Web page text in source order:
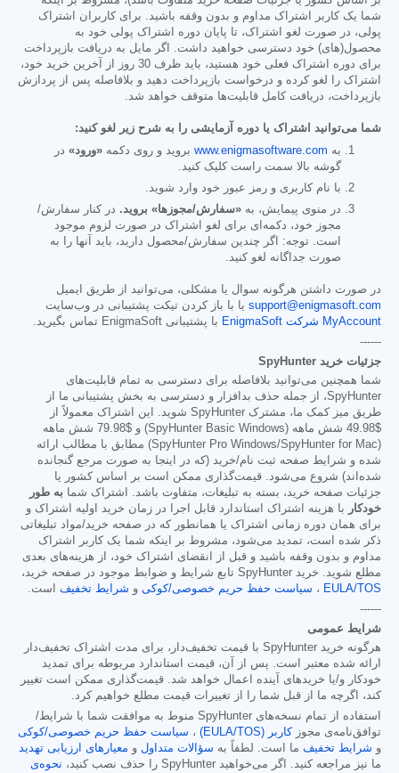
شما یک کاربر اشتراک مداوم و بدون وقفه باشید. برای کاربران اشتراک
پولی، در صورت لغو اشتراک، تا پایان دوره اشتراک پولی خود به
محصول(های) خود دسترسی خواهید داشت. اگر مایل به دریافت بازپرداخت
برای دوره اشتراک فعلی خود هستید، باید ظرف 30 روز از آخرین خرید خود،
اشتراک را لغو کرده و درخواست بازپرداخت دهید و بلافاصله پس از پردازش
بازپرداخت، دریافت کامل قابلیت‌ها متوقف خواهد شد.
شما می‌توانید اشتراک یا دوره آزمایشی را به شرح زیر لغو کنید:
به www.enigmasoftware.com بروید و روی دکمه «ورود» در
گوشه بالا سمت راست کلیک کنید.
با نام کاربری و رمز عبور خود وارد شوید.
در منوی پیمایش، به «سفارش/مجوزها» بروید. در کنار سفارش/
مجوز خود، دکمه‌ای برای لغو اشتراک در صورت لزوم موجود
است. توجه: اگر چندین سفارش/محصول دارید، باید آنها را به
صورت جداگانه لغو کنید.
در صورت داشتن هرگونه سوال یا مشکلی، می‌توانید از طریق ایمیل
support@enigmasoft.com یا با باز کردن تیکت پشتیبانی در وب‌سایت
MyAccount شرکت EnigmaSoft
با پشتیبانی EnigmaSoft تماس بگیرید.
------
جزئیات خرید SpyHunter
شما همچنین می‌توانید بلافاصله برای دسترسی به تمام قابلیت‌های
SpyHunter، از جمله حذف بدافزار و دسترسی به بخش پشتیبانی ما از
طریق میز کمک ما، مشترک SpyHunter شوید. این اشتراک معمولاً از
$49.98
شش ماهه (SpyHunter Basic Windows) و $79.98
شش ماهه
(SpyHunter Pro Windows/SpyHunter for Mac) مطابق با مطالب ارائه
شده و شرایط صفحه ثبت نام/خرید (که در اینجا به صورت مرجع گنجانده
شده‌اند) شروع می‌شود. قیمت‌گذاری ممکن است بر اساس کشور یا
جزئیات صفحه خرید، بسته به تبلیغات، متفاوت باشد. اشتراک شما به طور
خودکار
با هزینه اشتراک استاندارد قابل اجرا در زمان خرید اولیه اشتراک و
برای همان دوره زمانی اشتراک یا همانطور که در صفحه خرید/مواد تبلیغاتی
ذکر شده است، تمدید می‌شود، مشروط بر اینکه شما یک کاربر اشتراک
مداوم و بدون وقفه باشید و قبل از انقضای اشتراک خود، از هزینه‌های بعدی
مطلع شوید. خرید SpyHunter تابع شرایط و ضوابط موجود در صفحه خرید،
EULA/TOS ، سیاست حفظ حریم خصوصی/کوکی و شرایط تخفیف است.
------
شرایط عمومی
هرگونه خرید SpyHunter با قیمت تخفیف‌دار، برای مدت اشتراک تخفیف‌دار
ارائه شده معتبر است. پس از آن، قیمت استاندارد مربوطه برای تمدید
خودکار و/یا خریدهای آینده اعمال خواهد شد. قیمت‌گذاری ممکن است تغییر
کند، اگرچه ما از قبل شما را از تغییرات قیمت مطلع خواهیم کرد.
استفاده از تمام نسخه‌های SpyHunter منوط به موافقت شما با شرایط/
توافق‌نامه‌ی مجوز کاربر (EULA/TOS) ، سیاست حفظ حریم خصوصی/کوکی
و شرایط تخفیف ما است. لطفاً به سؤالات متداول و معیارهای ارزیابی تهدید
ما نیز مراجعه کنید. اگر می‌خواهید SpyHunter را حذف نصب کنید،
نحوه‌ی